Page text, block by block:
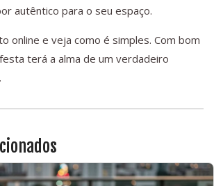
autêntico para o seu espaço.
online e veja como é simples. Com bom
terá a alma de um verdadeiro